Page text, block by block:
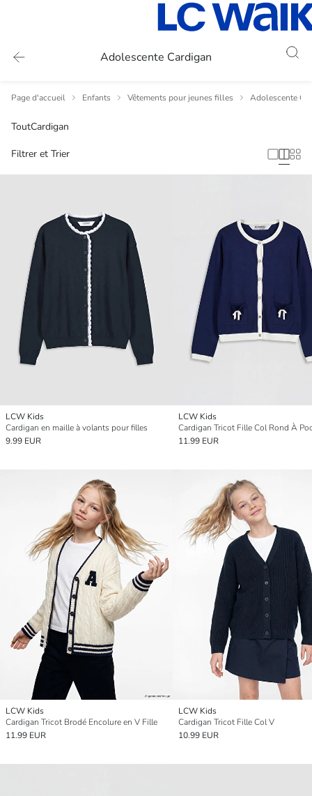
Adolescente Cardigan
Page d'accueil Enfants Vêtements pour jeunes filles Adolescente
ToutCardigan
Filtrer et Trier
LCW Kids
Cardigan en maille à volants pour filles
9.99 EUR
LCW Kids
Cardigan Tricot Fille Col Rond À
11.99 EUR
LCW Kids
Cardigan Tricot Brodé Encolure en V Fille
11.99 EUR
LCW Kids
Cardigan Tricot Fille Col V
10.99 EUR